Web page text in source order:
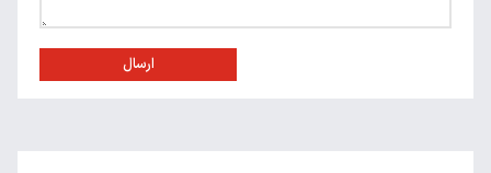
ارسال